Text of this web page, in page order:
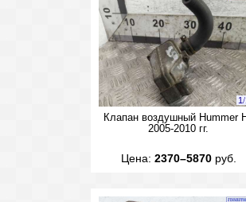
1/
Клапан воздушный Hummer
2005-2010 гг.
Цена: 2370–5870руб.